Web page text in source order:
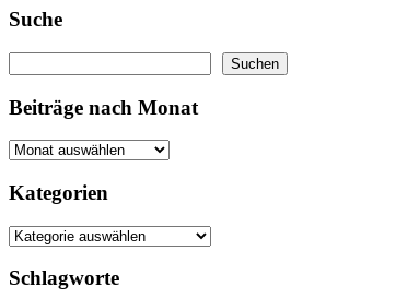
Suche
Suchen
Beiträge nach Monat
Kategorien
Schlagworte